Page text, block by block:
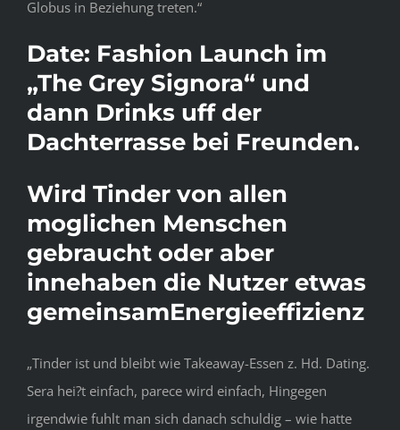
Globus in Beziehung treten.“
Date: Fashion Launch im
„The Grey Signora“ und
dann Drinks uff der
Dachterrasse bei Freunden.
Wird Tinder von allen
moglichen Menschen
gebraucht oder aber
innehaben die Nutzer etwas
gemeinsamEnergieeffizienz
„Tinder ist und bleibt wie Takeaway-Essen z. Hd. Dating.
Sera hei?t einfach, parece wird einfach, Hingegen
irgendwie fuhlt man sich danach schuldig – wie hatte